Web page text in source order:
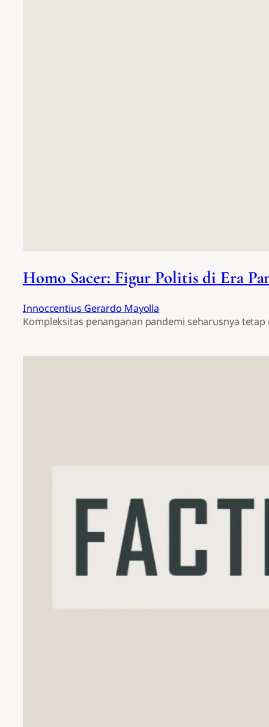
Homo Sacer: Figur Politis di Era
Innoccentius Gerardo Mayolla
Kompleksitas penanganan pandemi seharusnya